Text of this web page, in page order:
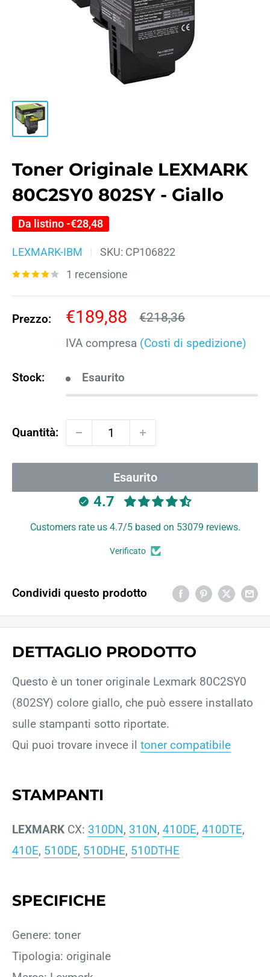
Toner Originale LEXMARK
80C2SY0 802SY - Giallo
Da listino -€28,48
LEXMARK-IBM SKU: CP106822
1 recensione
Prezzo:
Prezzo
scontato
€189,88 Prezzo
€218,36
IVA compresa (Costi di spedizione)
Stock: Esaurito
Quantità:
Esaurito
4.7
Customers rate us 4.7/5 based on 53079 reviews.
Verificato
Condividi questo prodotto
DETTAGLIO PRODOTTO
Questo è un toner originale Lexmark 80C2SY0
(802SY) colore giallo, che può essere installato
sulle stampanti sotto riportate.
Qui puoi trovare invece il toner compatibile
STAMPANTI
LEXMARK CX: 310DN, 310N, 410DE, 410DTE,
410E, 510DE, 510DHE, 510DTHE
SPECIFICHE
Genere: toner
Tipologia: originale